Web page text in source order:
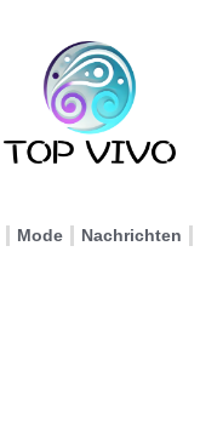
Mode Nachrichten